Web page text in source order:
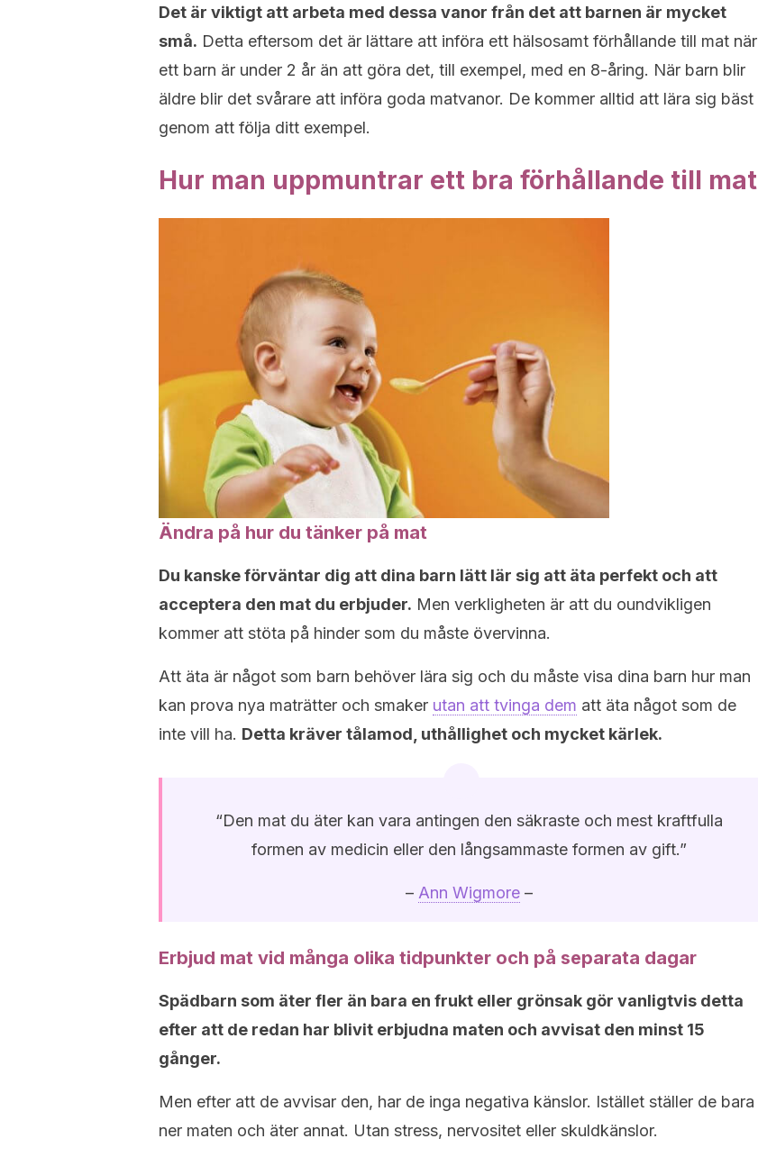
Det är viktigt att arbeta med dessa vanor från det att barnen är mycket
små. Detta eftersom det är lättare att införa ett hälsosamt förhållande till mat när
ett barn är under 2 år än att göra det, till exempel, med en 8-åring. När barn blir
äldre blir det svårare att införa goda matvanor. De kommer alltid att lära sig bäst
genom att följa ditt exempel.
Hur man uppmuntrar ett bra förhållande till mat
Ändra på hur du tänker på mat
Du kanske förväntar dig att dina barn lätt lär sig att äta perfekt och att
acceptera den mat du erbjuder. Men verkligheten är att du oundvikligen
kommer att stöta på hinder som du måste övervinna.
Att äta är något som barn behöver lära sig och du måste visa dina barn hur man
kan prova nya maträtter och smaker utan att tvinga dem att äta något som de
inte vill ha. Detta kräver tålamod, uthållighet och mycket kärlek.
“Den mat du äter kan vara antingen den säkraste och mest kraftfulla
formen av medicin eller den långsammaste formen av gift.”
– Ann Wigmore–
Erbjud mat vid många olika tidpunkter och på separata dagar
Spädbarn som äter fler än bara en frukt eller grönsak gör vanligtvis detta
efter att de redan har blivit erbjudna maten och avvisat den minst 15
gånger.
Men efter att de avvisar den, har de inga negativa känslor. Istället ställer de bara
ner maten och äter annat. Utan stress, nervositet eller skuldkänslor.